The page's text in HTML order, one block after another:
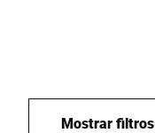
Mostrar filtros